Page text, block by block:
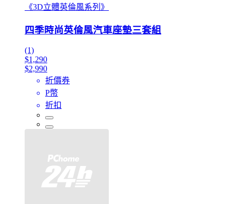
《3D立體英倫風系列》
四季時尚英倫風汽車座墊三套組
(1)
$1,290
$2,990
折價券
P幣
折扣